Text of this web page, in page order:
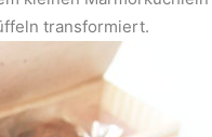
transformiert.